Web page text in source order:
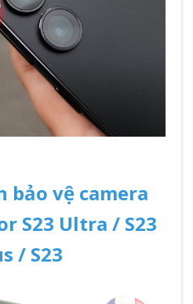
bảo vệ camera
S23 Ultra / S23
/ S23